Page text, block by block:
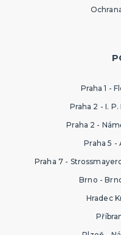
Praha 1 -
Praha 2 - I.
Praha 2 -
Praha 5 -
Praha 7 -
Brno -
Hradec